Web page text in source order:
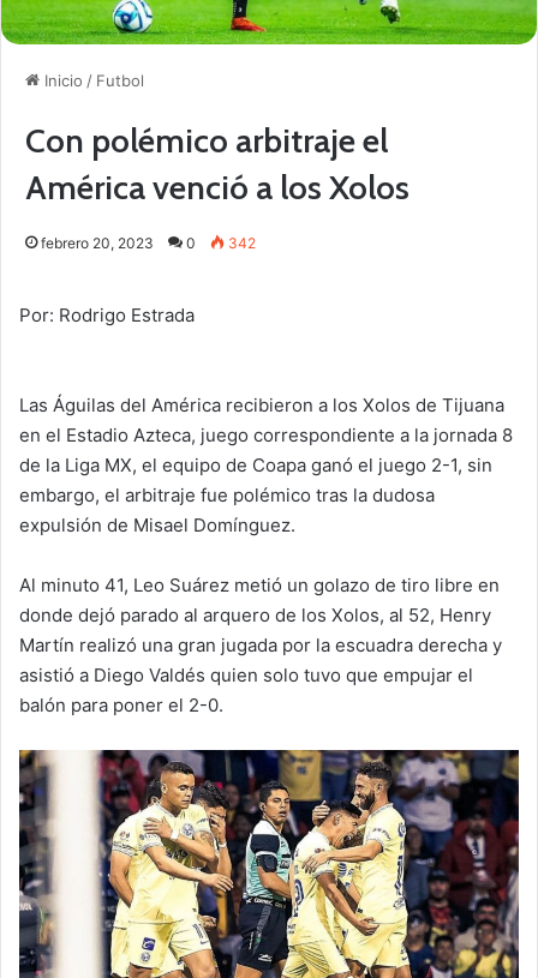
Inicio / Futbol
Con polémico arbitraje el
América venció a los Xolos
febrero 20, 2023 0 342
Por: Rodrigo Estrada
Las Águilas del América recibieron a los Xolos de Tijuana
en el Estadio Azteca, juego correspondiente a la jornada 8
de la Liga MX, el equipo de Coapa ganó el juego 2-1, sin
embargo, el arbitraje fue polémico tras la dudosa
expulsión de Misael Domínguez.
Al minuto 41, Leo Suárez metió un golazo de tiro libre en
donde dejó parado al arquero de los Xolos, al 52, Henry
Martín realizó una gran jugada por la escuadra derecha y
asistió a Diego Valdés quien solo tuvo que empujar el
balón para poner el 2-0.